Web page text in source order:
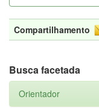
Compartilhamento
Busca facetada
Orientador